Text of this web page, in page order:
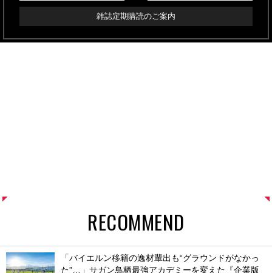
雑誌定期購読のご案内
RECOMMEND
「バイエルン移籍の逸材輩出も“グラウンドがなかっ
た”…」サガン鳥栖最強アカデミーを変えた『企業版